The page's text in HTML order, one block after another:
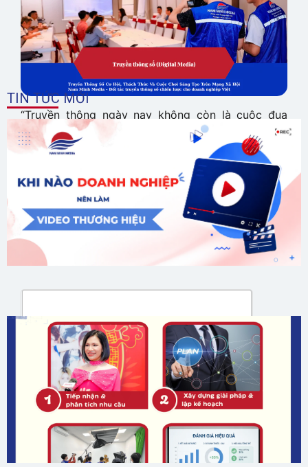
“Truyền thông ngày nay không còn là cuộc đua
ngân sách, mà là cuộc đua về chiến lược và tốc độ
thích ứng. Và chúng tôi luôn sẵn sàng đồng hành
cùng doanh nghiệp trong hành trình ấy.”
Hải Yến
GỬI ĐÁNH GIÁ CỦA BẠN
Gửi
TIN TỨC MỚI